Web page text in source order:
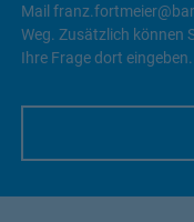
Mail
Weg. Zusätzlich können
Ihre Frage dort eingeben.